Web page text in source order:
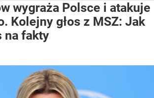
wygraża Polsce i atakuje
Kolejny głos z MSZ: Jak
na fakty